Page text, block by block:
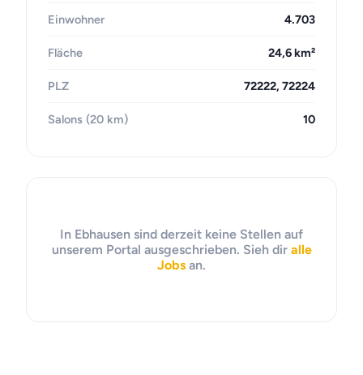
Einwohner 4.703
Fläche 24,6 km²
PLZ 72222, 72224
Salons (20 km) 10
In Ebhausen sind derzeit keine Stellen auf
unserem Portal ausgeschrieben. Sieh dir alle
Jobs an.